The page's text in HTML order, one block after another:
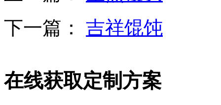
下一篇： 吉祥馄饨
在线获取定制方案